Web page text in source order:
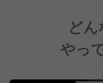
ど
やっ